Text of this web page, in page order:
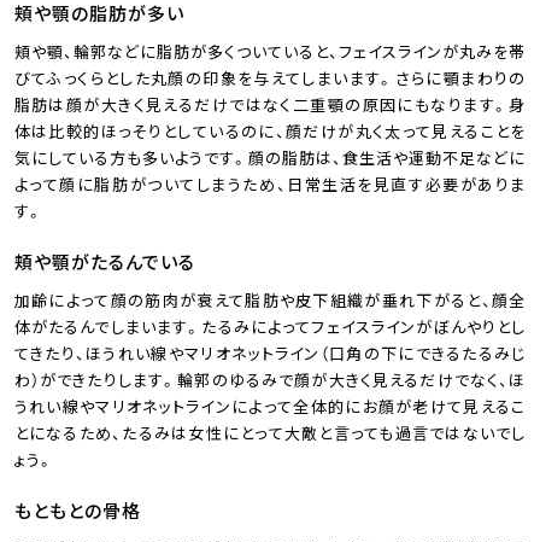
頬や顎の脂肪が多い
頬や顎、輪郭などに脂肪が多くついていると、フェイスラインが丸みを帯
びてふっくらとした丸顔の印象を与えてしまいます。さらに顎まわりの
脂肪は顔が大きく見えるだけではなく二重顎の原因にもなります。身
体は比較的ほっそりとしているのに、顔だけが丸く太って見えることを
気にしている方も多いようです。顔の脂肪は、食生活や運動不足などに
よって顔に脂肪がついてしまうため、日常生活を見直す必要がありま
す。
頬や顎がたるんでいる
加齢によって顔の筋肉が衰えて脂肪や皮下組織が垂れ下がると、顔全
体がたるんでしまいます。たるみによってフェイスラインがぼんやりとし
てきたり、ほうれい線やマリオネットライン（口角の下にできるたるみじ
わ）ができたりします。輪郭のゆるみで顔が大きく見えるだけでなく、ほ
うれい線やマリオネットラインによって全体的にお顔が老けて見えるこ
とになるため、たるみは女性にとって大敵と言っても過言ではないでし
ょう。
もともとの骨格